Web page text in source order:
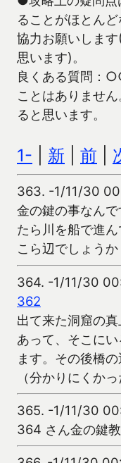
ることがほとん
協力お願いします
思います)。
良くある質問：
ことはありませ
ると思います。
1- 新 前
363. -1/11/30
金の鍵の事なん
たら川を船で進
こら辺でしょうか
364. -1/11/30
362
出て来た洞窟の
あって、そこに
ます。その後橋
（分かりにくか
365. -1/11/30
364 さん金の鍵